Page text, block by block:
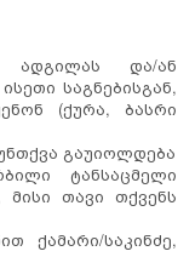
ადგილას და/ან
საგნებისგან,
(ქურა, ბასრი
გაუიოლდება
ტანსაცმელი
თავი თქვენს
ქამარი/საკინძე,